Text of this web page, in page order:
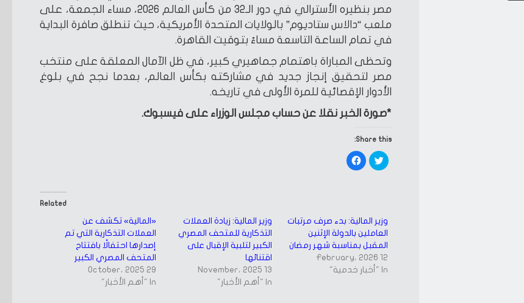
مصر بنظيره الأسترالي في دور الـ32 من كأس العالم 2026، مساء الجمعة، على
ملعب “دالاس ستاديوم” بالولايات المتحدة الأمريكية، حيث تنطلق صافرة البداية
في تمام الساعة التاسعة مساءً بتوقيت القاهرة.
وتحظى المباراة باهتمام جماهيري كبير، في ظل الآمال المعلقة على منتخب
مصر لتحقيق إنجاز جديد في مشاركته بكأس العالم، بعدما نجح في بلوغ
الأدوار الإقصائية للمرة الأولى في تاريخه.
*صورة الخبر نقلا عن حساب مجلس الوزراء على فيسبوك.
Share this:
Click
to
share
window)
Click
to
window)
Related
«المالية» تكشف عن
العملات التذكارية التي تم
إصدارها احتفالًا بافتتاح
المتحف المصري الكبير
29 October، 2025
In "أهم الأخبار"
وزير المالية: زيادة العملات
التذكارية للمتحف المصري
الكبير لتلبية الإقبال على
اقتنائها
13 November، 2025
In "أهم الأخبار"
وزير المالية: بدء صرف مرتبات
العاملين بالدولة الإثنين
المقبل بمناسبة شهر رمضان
12 February، 2026
In "أخبار خدمية"